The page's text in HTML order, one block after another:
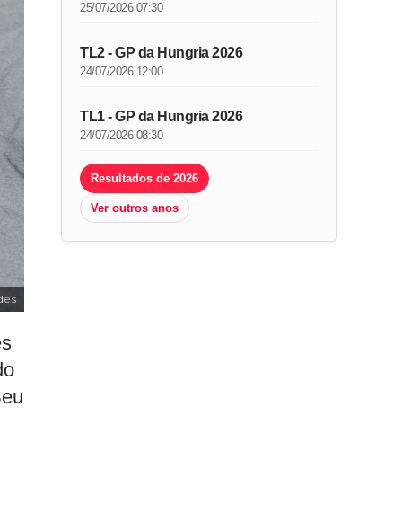
25/07/2026 07:30
TL2 - GP da Hungria 2026
24/07/2026 12:00
TL1 - GP da Hungria 2026
24/07/2026 08:30
Resultados de 2026
Ver outros anos